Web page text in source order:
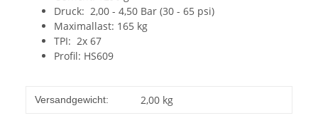
Druck: 2,00 - 4,50 Bar (30 - 65 psi)
Maximallast: 165 kg
TPI: 2x 67
Profil: HS609
Versandgewicht: 2,00 kg